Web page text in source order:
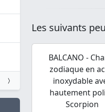
Les suivants
BALCANO -
zodiaque en
inoxydable
hautement
Scorpion